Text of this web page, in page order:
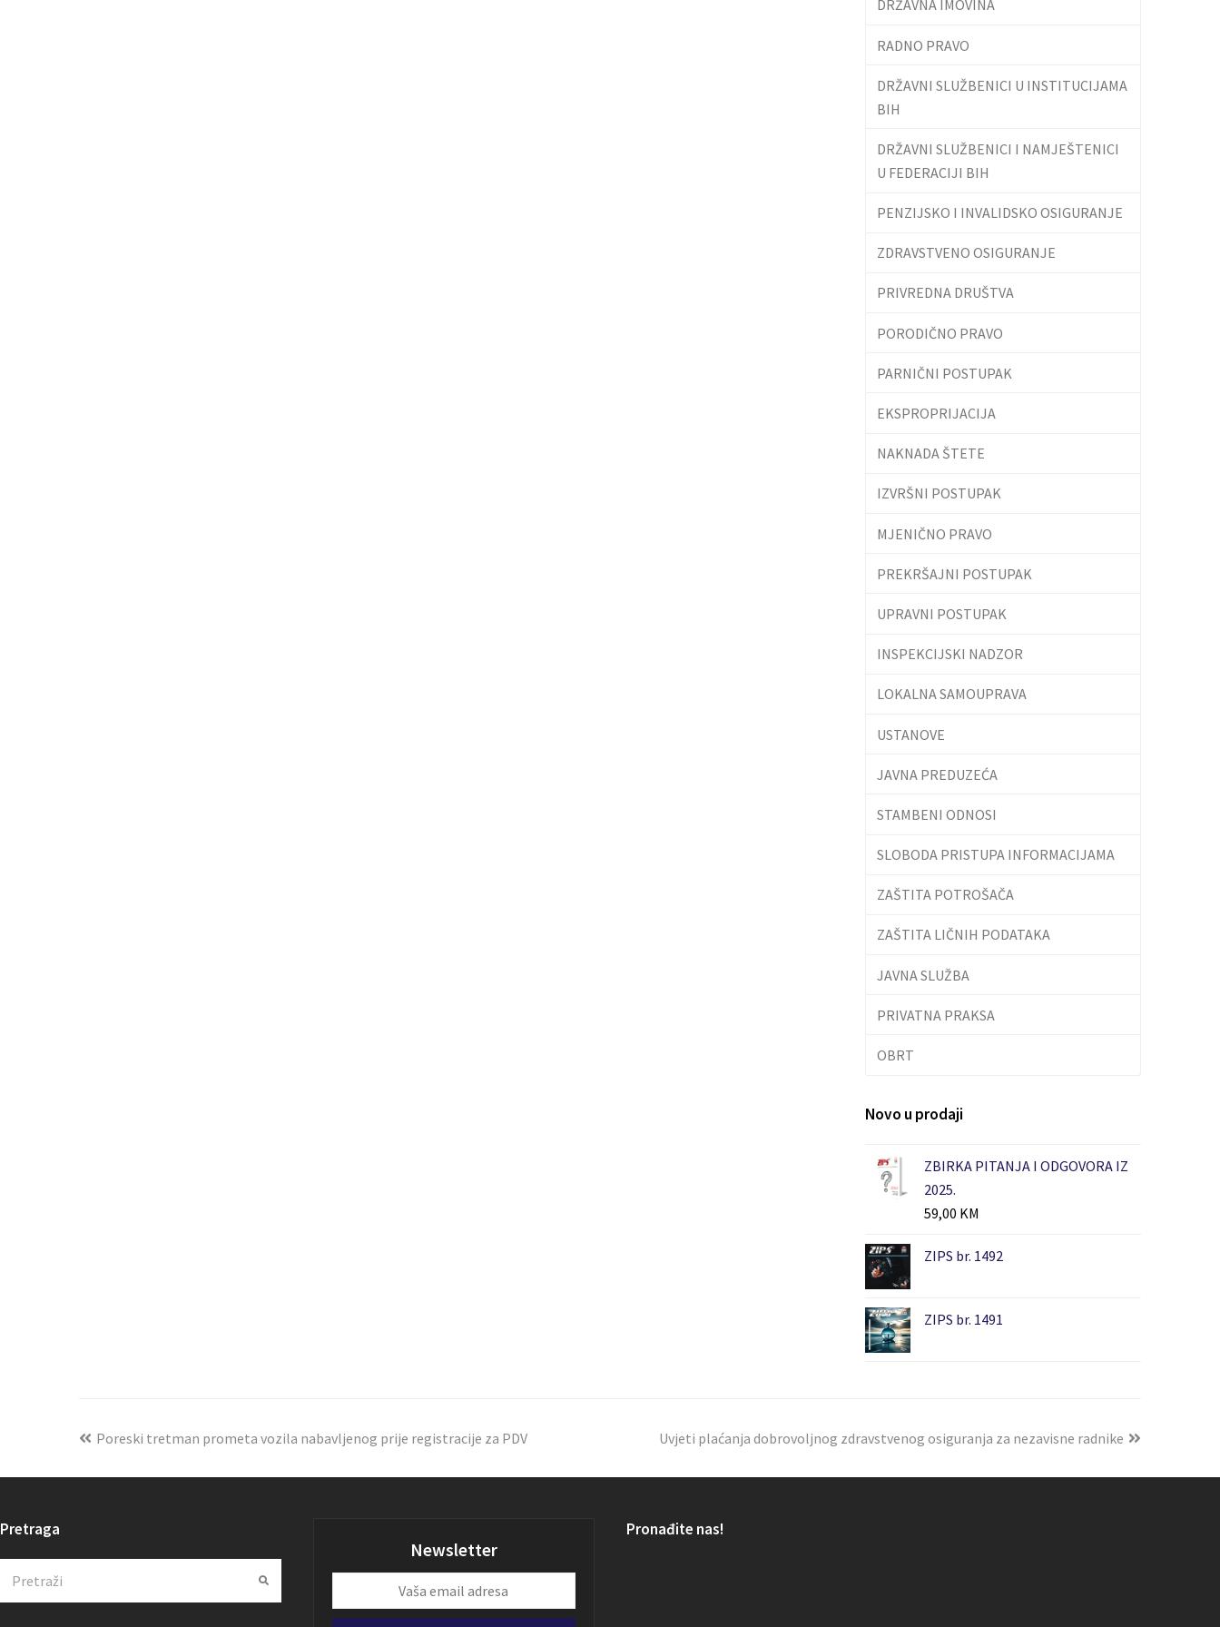
DRŽAVNA IMOVINA
RADNO PRAVO
DRŽAVNI SLUŽBENICI U INSTITUCIJAMA
BIH
DRŽAVNI SLUŽBENICI I NAMJEŠTENICI
U FEDERACIJI BIH
PENZIJSKO I INVALIDSKO OSIGURANJE
ZDRAVSTVENO OSIGURANJE
PRIVREDNA DRUŠTVA
PORODIČNO PRAVO
PARNIČNI POSTUPAK
EKSPROPRIJACIJA
NAKNADA ŠTETE
IZVRŠNI POSTUPAK
MJENIČNO PRAVO
PREKRŠAJNI POSTUPAK
UPRAVNI POSTUPAK
INSPEKCIJSKI NADZOR
LOKALNA SAMOUPRAVA
USTANOVE
JAVNA PREDUZEĆA
STAMBENI ODNOSI
SLOBODA PRISTUPA INFORMACIJAMA
ZAŠTITA POTROŠAČA
ZAŠTITA LIČNIH PODATAKA
JAVNA SLUŽBA
PRIVATNA PRAKSA
OBRT
Novo u prodaji
ZBIRKA PITANJA I ODGOVORA IZ
2025.
59,00 KM
ZIPS br. 1492
ZIPS br. 1491
Poreski tretman prometa vozila nabavljenog prije registracije za PDV Uvjeti plaćanja dobrovoljnog zdravstvenog osiguranja za nezavisne radnike
Pretraga
Submit
Newsletter
email
Pronađite nas!